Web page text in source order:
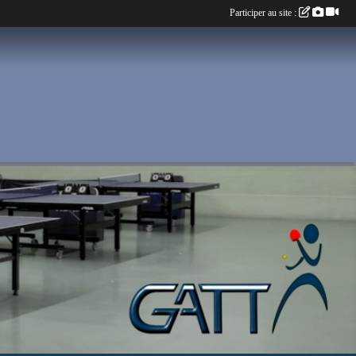
Participer au site :